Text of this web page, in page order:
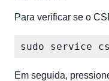
Para verificar se o
Em seguida,